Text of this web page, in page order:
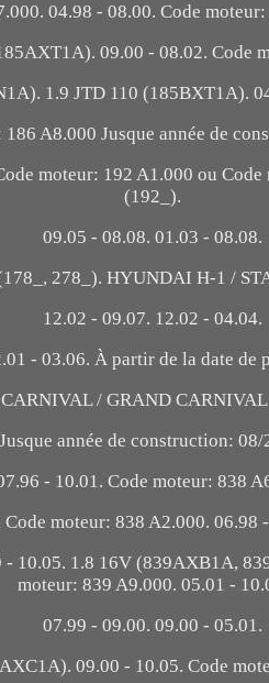
04.98 - 08.00. Code
09.00 - 08.02. Code
1.9 JTD 110 (185BXT1A).
A8.000 Jusque année de
moteur: 192 A1.000 ou
(192_).
09.05 - 08.08. 01.03 - 08.08.
278_). HYUNDAI H-1 /
12.02 - 09.07. 12.02 - 04.04.
- 03.06. À partir de la date de
/ GRAND
année de construction:
- 10.01. Code moteur: 838
moteur: 838 A2.000. 06.98
10.05. 1.8 16V (839AXB1A,
moteur: 839 A9.000. 05.01 -
07.99 - 09.00. 09.00 - 05.01.
09.00 - 10.05. Code